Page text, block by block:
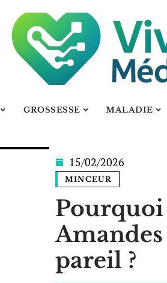
GROSSESSE MALADIE
15/02/2026
MINCEUR
Pourquoi
Amandes
pareil ?